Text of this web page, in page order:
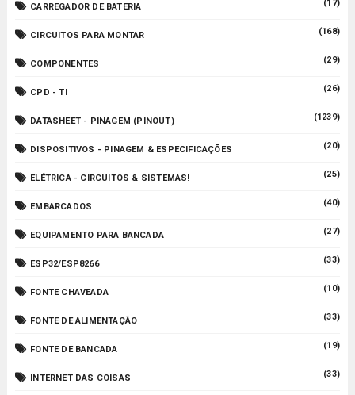
CARREGADOR DE BATERIA (17)
CIRCUITOS PARA MONTAR (168)
COMPONENTES (29)
CPD - TI (26)
DATASHEET - PINAGEM (PINOUT) (1239)
DISPOSITIVOS - PINAGEM & ESPECIFICAÇÕES (20)
ELÉTRICA - CIRCUITOS & SISTEMAS! (25)
EMBARCADOS (40)
EQUIPAMENTO PARA BANCADA (27)
ESP32/ESP8266 (33)
FONTE CHAVEADA (10)
FONTE DE ALIMENTAÇÃO (33)
FONTE DE BANCADA (19)
INTERNET DAS COISAS (33)